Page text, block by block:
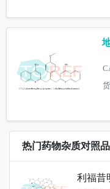
热门药物杂质对照品
利福昔